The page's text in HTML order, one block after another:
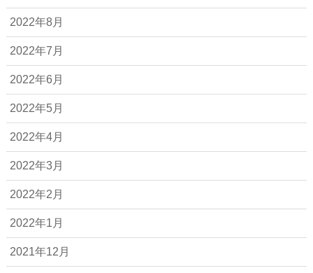
2022年8月
2022年7月
2022年6月
2022年5月
2022年4月
2022年3月
2022年2月
2022年1月
2021年12月